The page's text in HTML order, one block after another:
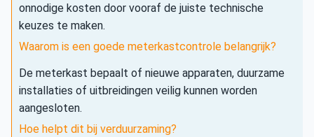
onnodige kosten door vooraf de juiste technische
keuzes te maken.
Waarom is een goede meterkastcontrole belangrijk?
De meterkast bepaalt of nieuwe apparaten, duurzame
installaties of uitbreidingen veilig kunnen worden
aangesloten.
Hoe helpt dit bij verduurzaming?